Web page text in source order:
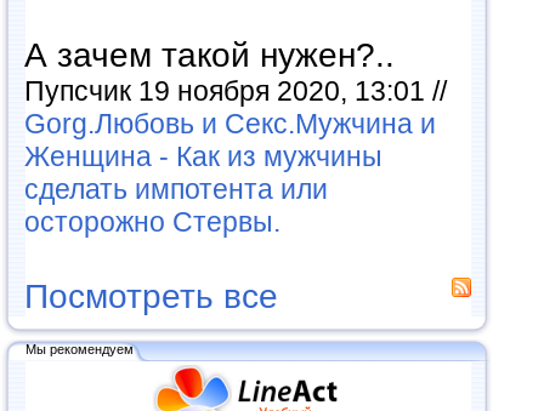
А зачем такой нужен?..
Пупсчик 19 ноября 2020, 13:01 //
Gorg.Любовь и Секс.Мужчина и
Женщина - Как из мужчины
сделать импотента или
осторожно Стервы.
Посмотреть все
Мы рекомендуем